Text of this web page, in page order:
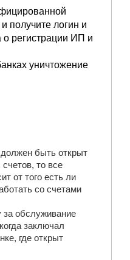
получите логин и
о регистрации ИП и
уничтожение
быть открыт
то все
от того есть ли
со счетами
обслуживание
заключал
где открыт